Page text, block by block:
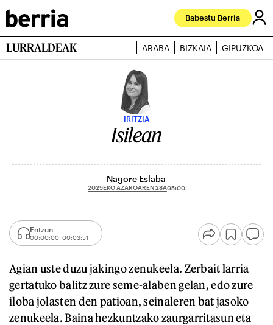
Babestu Berria
LURRALDEAK ARABA BIZKAIA GIPUZKOA
IRITZIA
Isilean
Nagore Eslaba
2025EKO AZAROAREN 28A05:00
Entzun
00:00:00 00:03:51
Agian uste duzu jakingo zenukeela. Zerbait larria
gertatuko balitz zure seme-alaben gelan, edo zure
iloba jolasten den patioan, seinaleren bat jasoko
zenukeela. Baina hezkuntzako zaurgarritasun eta